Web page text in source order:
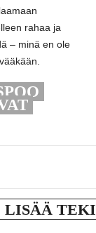
rahaa ja
– minä en ole
LISÄÄ